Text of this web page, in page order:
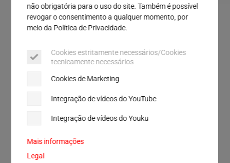
não obrigatória para o uso do site. Também é possível
revogar o consentimento a qualquer momento, por
meio da Política de Privacidade.
Cookies estritamente necessários/Cookies
tecnicamente necessários
Cookies de Marketing
Integração de vídeos do YouTube
Integração de vídeos do Youku
Mais informações
Legal
Módulo de selagem da válvula
podem ser concluídos em um passo: Selando
válvula de abertura e perfurando o filme sobre a